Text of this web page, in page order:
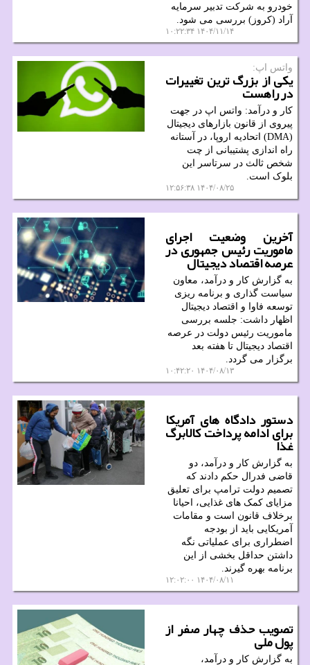
خودرو به شرکت تدبیر سرمایه
آراد (کروز) بررسی می شود.
۱۴۰۴/۱۱/۱۴ ۱۰:۲۲:۳۴
واتس اپ:
یکی از بزرگ ترین تغییرات
در راهست
کار و درآمد: واتس اپ در جهت
پیروی از قانون بازارهای دیجیتال
(DMA) اتحادیه اروپا، در آستانه
راه اندازی پشتیبانی از چت
شخص ثالث در سرتاسر این
بلوک است.
۱۴۰۴/۰۸/۲۵ ۱۲:۵۶:۳۸
آخرین وضعیت اجرای
ماموریت رئیس جمهوری در
عرصه اقتصاد دیجیتال
به گزارش کار و درآمد، معاون
سیاست گذاری و برنامه ریزی
توسعه فاوا و اقتصاد دیجیتال
اظهار داشت: جلسه بررسی
ماموریت رئیس دولت در عرصه
اقتصاد دیجیتال تا هفته بعد
برگزار می گردد.
۱۴۰۴/۰۸/۱۳ ۱۰:۴۲:۲۰
دستور دادگاه های آمریکا
برای ادامه پرداخت کالابرگ
غذا
به گزارش کار و درآمد، دو
قاضی فدرال حکم دادند که
تصمیم دولت ترامپ برای تعلیق
مزایای کمک های غذایی، احیانا
برخلاف قانون است و مقامات
آمریکایی باید از بودجه
اضطراری برای عملیاتی نگه
داشتن حداقل بخشی از این
برنامه بهره گیرند.
۱۴۰۴/۰۸/۱۱ ۱۲:۰۲:۰۰
تصویب حذف چهار صفر از
پول ملی
به گزارش کار و درآمد،